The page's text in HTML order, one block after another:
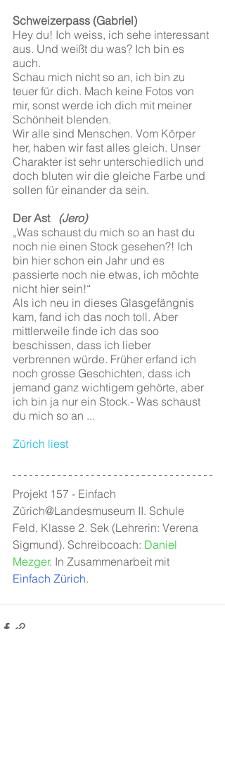
Schweizerpass (Gabriel)
Hey du! Ich weiss, ich sehe interessant
aus. Und weißt du was? Ich bin es
auch.
Schau mich nicht so an, ich bin zu
teuer für dich. Mach keine Fotos von
mir, sonst werde ich dich mit meiner
Schönheit blenden.
Wir alle sind Menschen. Vom Körper
her, haben wir fast alles gleich. Unser
Charakter ist sehr unterschiedlich und
doch bluten wir die gleiche Farbe und
sollen für einander da sein.
Der Ast
   (Jero)
„Was schaust du mich so an hast du
noch nie einen Stock gesehen?! Ich
bin hier schon ein Jahr und es
passierte noch nie etwas, ich möchte
nicht hier sein!“
Als ich neu in dieses Glasgefängnis
kam, fand ich das noch toll. Aber
mittlerweile finde ich das soo
beschissen, dass ich lieber
verbrennen würde. Früher erfand ich
noch grosse Geschichten, dass ich
jemand ganz wichtigem gehörte, aber
ich bin ja nur ein Stock.- Was schaust
du mich so an ...
Zürich liest
Projekt 157 - Einfach
Zürich@Landesmuseum II. Schule
Feld, Klasse 2. Sek (Lehrerin: Verena
Sigmund). Schreibcoach: Daniel
Mezger. In Zusammenarbeit mit
Einfach Zürich.